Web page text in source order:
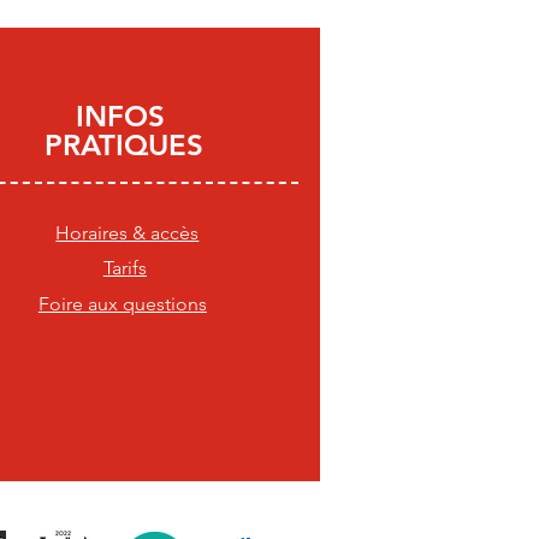
INFOS
PRATIQUES
Horaires & accès
Tarifs
Foire aux questions